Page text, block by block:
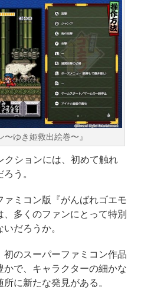
〜ゆき姫救出絵巻〜』
クションには、初めて触れ
う。
ミコン版『がんばれゴエモ
多くのファンにとって特別
だろうか。
のスーパーファミコン作品
で、キャラクターの細かな
に新たな発見がある。